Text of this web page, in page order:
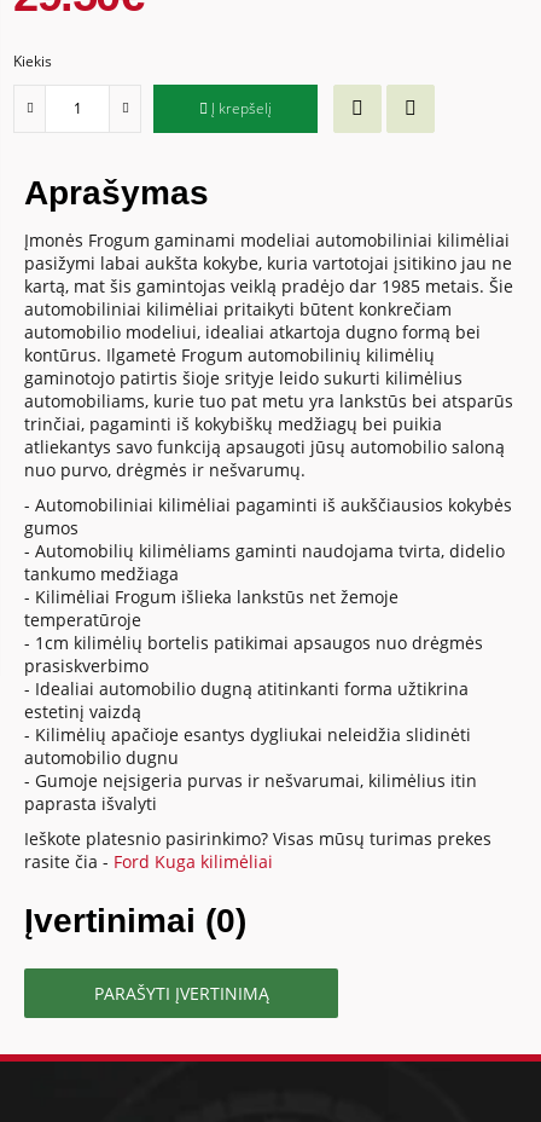
Kiekis
Į krepšelį
Aprašymas
Įmonės Frogum gaminami modeliai automobiliniai kilimėliai
pasižymi labai aukšta kokybe, kuria vartotojai įsitikino jau ne
kartą, mat šis gamintojas veiklą pradėjo dar 1985 metais. Šie
automobiliniai kilimėliai pritaikyti būtent konkrečiam
automobilio modeliui, idealiai atkartoja dugno formą bei
kontūrus. Ilgametė Frogum automobilinių kilimėlių
gaminotojo patirtis šioje srityje leido sukurti kilimėlius
automobiliams, kurie tuo pat metu yra lankstūs bei atsparūs
trinčiai, pagaminti iš kokybiškų medžiagų bei puikia
atliekantys savo funkciją apsaugoti jūsų automobilio saloną
nuo purvo, drėgmės ir nešvarumų.
- Automobiliniai kilimėliai pagaminti iš aukščiausios kokybės
gumos
- Automobilių kilimėliams gaminti naudojama tvirta, didelio
tankumo medžiaga
- Kilimėliai Frogum išlieka lankstūs net žemoje
temperatūroje
- 1cm kilimėlių bortelis patikimai apsaugos nuo drėgmės
prasiskverbimo
- Idealiai automobilio dugną atitinkanti forma užtikrina
estetinį vaizdą
- Kilimėlių apačioje esantys dygliukai neleidžia slidinėti
automobilio dugnu
- Gumoje neįsigeria purvas ir nešvarumai, kilimėlius itin
paprasta išvalyti
Ieškote platesnio pasirinkimo? Visas mūsų turimas prekes
rasite čia - Ford Kuga kilimėliai
Įvertinimai (0)
PARAŠYTI ĮVERTINIMĄ